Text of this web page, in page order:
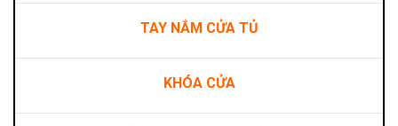
TAY NẮM CỬA TỦ
KHÓA CỬA